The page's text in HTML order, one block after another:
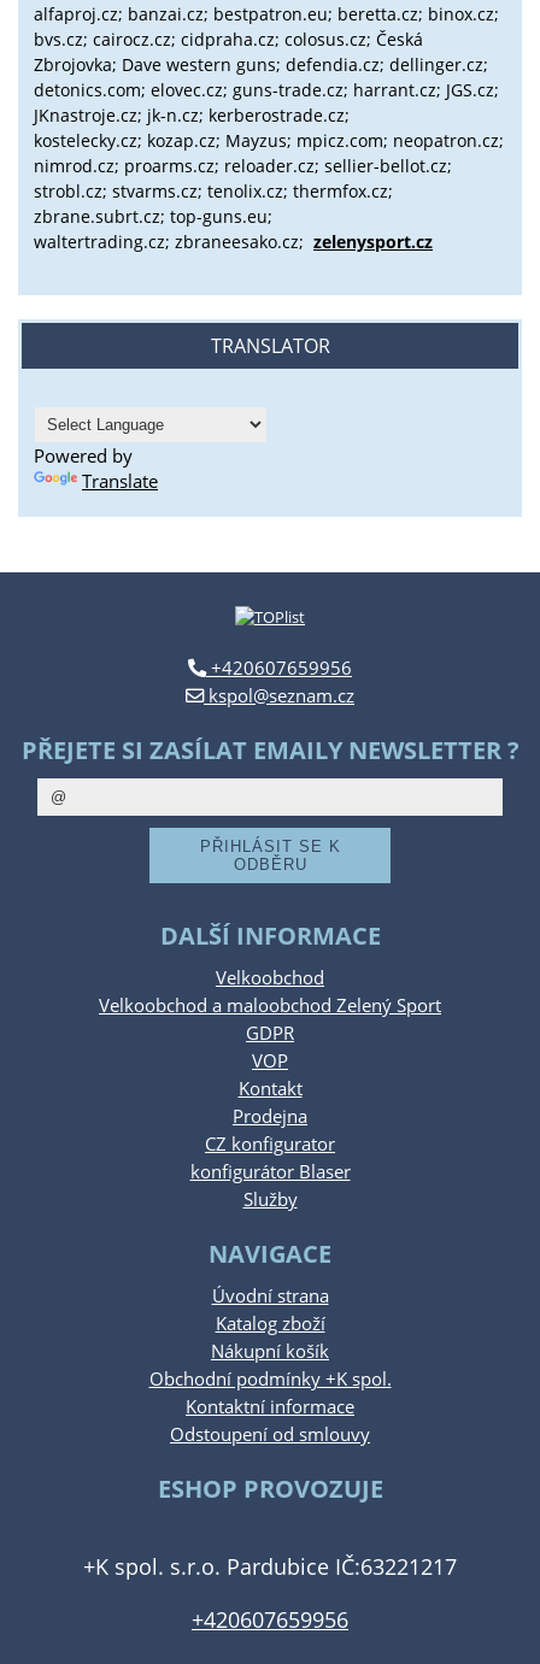
alfaproj.cz; banzai.cz; bestpatron.eu; beretta.cz; binox.cz;
bvs.cz; cairocz.cz; cidpraha.cz; colosus.cz; Česká
Zbrojovka; Dave western guns; defendia.cz; dellinger.cz;
detonics.com; elovec.cz; guns-trade.cz; harrant.cz; JGS.cz;
JKnastroje.cz; jk-n.cz; kerberostrade.cz;
kostelecky.cz; kozap.cz; Mayzus; mpicz.com; neopatron.cz;
nimrod.cz; proarms.cz; reloader.cz; sellier-bellot.cz;
strobl.cz; stvarms.cz; tenolix.cz; thermfox.cz;
zbrane.subrt.cz; top-guns.eu;
waltertrading.cz; zbraneesako.cz; zelenysport.cz
TRANSLATOR
Powered by
Translate
+420607659956
kspol@seznam.cz
PŘEJETE SI ZASÍLAT EMAILY NEWSLETTER ?
DALŠÍ INFORMACE
Velkoobchod
Velkoobchod a maloobchod Zelený Sport
GDPR
VOP
Kontakt
Prodejna
CZ konfigurator
konfigurátor Blaser
Služby
NAVIGACE
Úvodní strana
Katalog zboží
Nákupní košík
Obchodní podmínky +K spol.
Kontaktní informace
Odstoupení od smlouvy
ESHOP PROVOZUJE
+K spol. s.r.o. Pardubice IČ:63221217
+420607659956